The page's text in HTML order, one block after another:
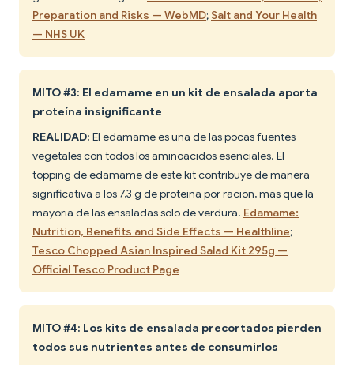
Preparation and Risks — WebMD;Salt and Your Health
— NHS UK
MITO #3: El edamame en un kit de ensalada aporta
proteína insignificante
REALIDAD: El edamame es una de las pocas fuentes
vegetales con todos los aminoácidos esenciales. El
topping de edamame de este kit contribuye de manera
significativa a los 7,3 g de proteína por ración, más que la
mayoría de las ensaladas solo de verdura. Edamame:
Nutrition, Benefits and Side Effects — Healthline;
Tesco Chopped Asian Inspired Salad Kit 295g —
Official Tesco Product Page
MITO #4: Los kits de ensalada precortados pierden
todos sus nutrientes antes de consumirlos